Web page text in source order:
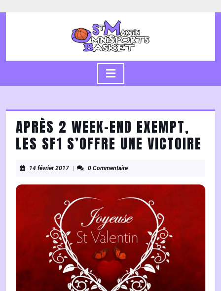
to
APRÈS 2 WEEK-END EXEMPT,
LES SF1 S’OFFRE UNE VICTOIRE
14 février 201714
2017
0 Commentaire